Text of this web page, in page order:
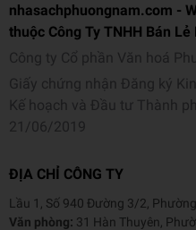
nhasachphuongnam.com -
thuộc Công Ty TNHH Bán
Công ty Cổ phần Văn hoá
Giấy chứng nhận Đăng ký
Kế hoạch và Đầu tư Thành
21/06/2019
ĐỊA CHỈ CÔNG TY
Lầu 1, Số 940 Đường 3/2,
Văn phòng: 31 Hàn Thuyên,